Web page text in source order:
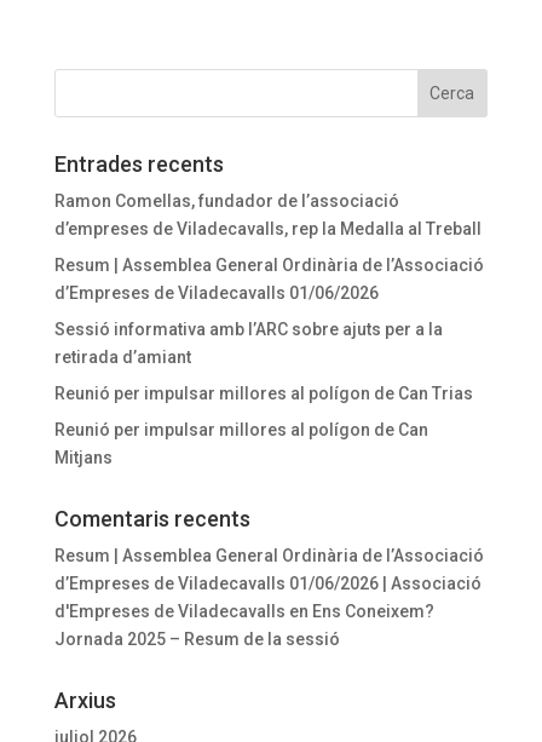
Entrades recents
Ramon Comellas, fundador de l’associació
d’empreses de Viladecavalls, rep la Medalla al Treball
Resum | Assemblea General Ordinària de l’Associació
d’Empreses de Viladecavalls 01/06/2026
Sessió informativa amb l’ARC sobre ajuts per a la
retirada d’amiant
Reunió per impulsar millores al polígon de Can Trias
Reunió per impulsar millores al polígon de Can
Mitjans
Comentaris recents
Resum | Assemblea General Ordinària de l’Associació
d’Empreses de Viladecavalls 01/06/2026 | Associació
d'Empreses de Viladecavalls en Ens Coneixem?
Jornada 2025 – Resum de la sessió
Arxius
juliol 2026